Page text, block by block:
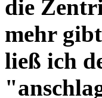
die
mehr
ließ ich